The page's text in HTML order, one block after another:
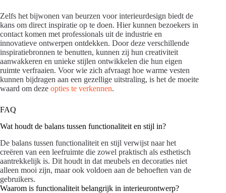
Zelfs het bijwonen van beurzen voor interieurdesign biedt de
kans om direct inspiratie op te doen. Hier kunnen bezoekers in
contact komen met professionals uit de industrie en
innovatieve ontwerpen ontdekken. Door deze verschillende
inspiratiebronnen te benutten, kunnen zij hun creativiteit
aanwakkeren en unieke stijlen ontwikkelen die hun eigen
ruimte verfraaien. Voor wie zich afvraagt hoe warme vesten
kunnen bijdragen aan een gezellige uitstraling, is het de moeite
waard om deze opties te verkennen.
FAQ
Wat houdt de balans tussen functionaliteit en stijl in?
De balans tussen functionaliteit en stijl verwijst naar het
creëren van een leefruimte die zowel praktisch als esthetisch
aantrekkelijk is. Dit houdt in dat meubels en decoraties niet
alleen mooi zijn, maar ook voldoen aan de behoeften van de
gebruikers.
Waarom is functionaliteit belangrijk in interieurontwerp?